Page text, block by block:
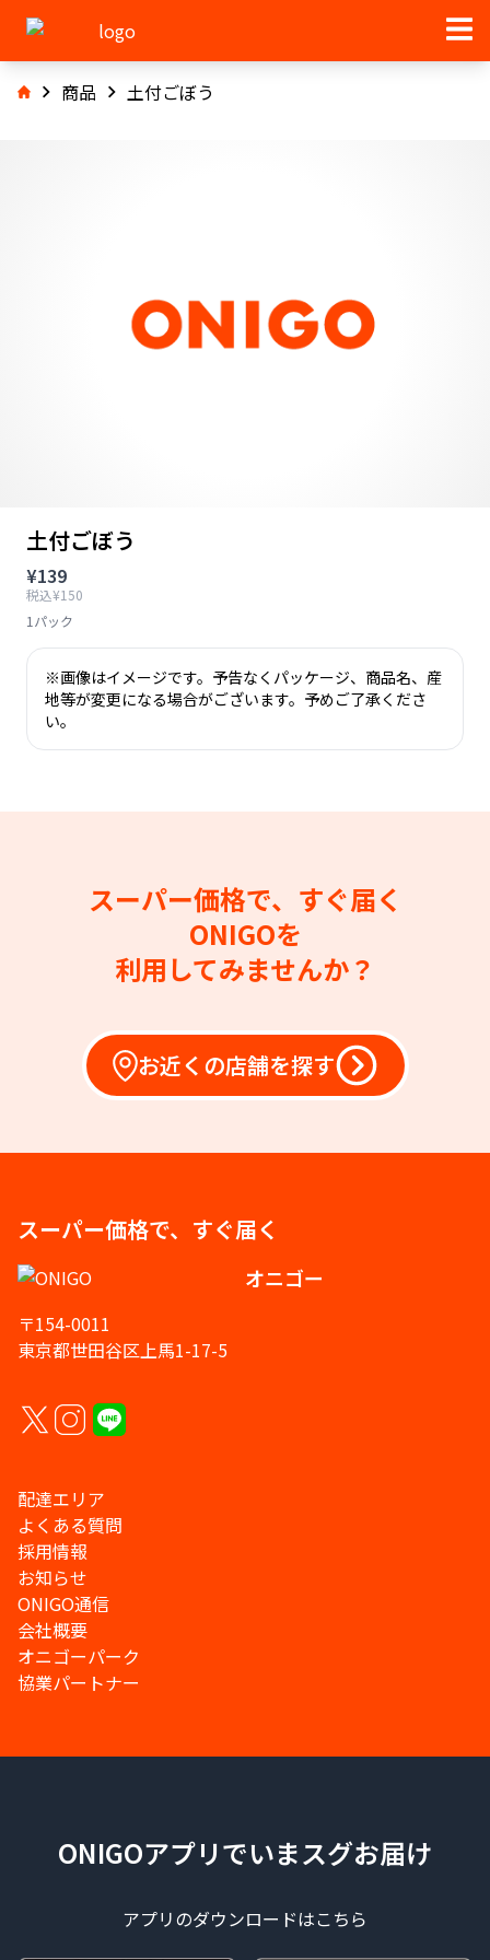
商品 土付ごぼう
土付ごぼう
¥139
税込¥150
1パック
※画像はイメージです。予告なくパッケージ、商品名、産
地等が変更になる場合がございます。予めご了承くださ
い。
スーパー価格で、すぐ届く
ONIGOを
利用してみませんか？
お近くの店舗を探す
スーパー価格で、すぐ届く
オニゴー
〒154-0011
東京都世田谷区上馬1-17-5
配達エリア
よくある質問
採用情報
お知らせ
ONIGO通信
会社概要
オニゴーパーク
協業パートナー
ONIGOアプリでいまスグお届け
アプリのダウンロードはこちら